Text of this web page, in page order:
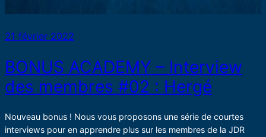
21 février 2022
BONUS ACADEMY – Interview
des membres #02 : Hergé
Nouveau bonus ! Nous vous proposons une série de courtes
interviews pour en apprendre plus sur les membres de la JDR